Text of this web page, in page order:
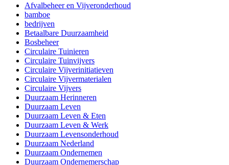
Afvalbeheer en Vijveronderhoud
bamboe
bedrijven
Betaalbare Duurzaamheid
Bosbeheer
Circulaire Tuinieren
Circulaire Tuinvijvers
Circulaire Vijverinitiatieven
Circulaire Vijvermaterialen
Circulaire Vijvers
Duurzaam Herinneren
Duurzaam Leven
Duurzaam Leven & Eten
Duurzaam Leven & Werk
Duurzaam Levensonderhoud
Duurzaam Nederland
Duurzaam Ondernemen
Duurzaam Ondernemerschap